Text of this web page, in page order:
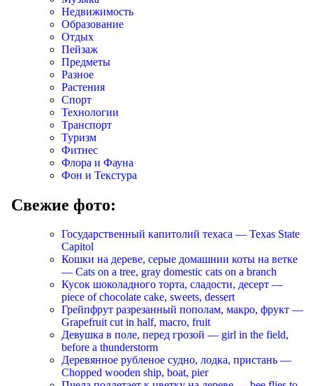
Недвижимость
Образование
Отдых
Пейзаж
Предметы
Разное
Растения
Спорт
Технологии
Транспорт
Туризм
Фитнес
Флора и Фауна
Фон и Текстура
Свежие фото:
Государственный капитолий техаса — Texas State
Capitol
Кошки на дереве, серые домашнии коты на ветке
— Cats on a tree, gray domestic cats on a branch
Кусок шоколадного торта, сладости, десерт —
piece of chocolate cake, sweets, dessert
Грейпфрут разрезанный пополам, макро, фрукт —
Grapefruit cut in half, macro, fruit
Девушка в поле, перед грозой — girl in the field,
before a thunderstorm
Деревянное рубленое судно, лодка, пристань —
Chopped wooden ship, boat, pier